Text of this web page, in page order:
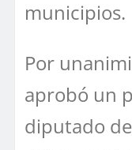
municipios.
Por
aprobó un
diputado